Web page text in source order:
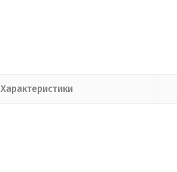
Характеристики